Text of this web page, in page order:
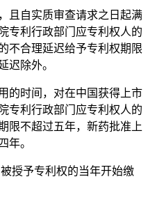
且自实质审查请求之日起满
专利行政部门应专利权人的
不合理延迟给予专利权期限
迟除外。
的时间，对在中国获得上市
专利行政部门应专利权人的
限不超过五年，新药批准上
年。
授予专利权的当年开始缴